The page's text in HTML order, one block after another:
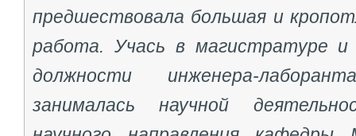
предшествовала большая и
работа. Учась в магистратуре
должности инженера-
занималась научной